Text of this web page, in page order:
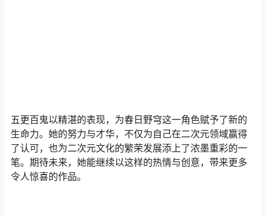
五更百鬼以精湛的表现，为春日野穹这一角色赋予了新的
生命力。她的努力与才华，不仅为自己在二次元领域赢得
了认可，也为二次元文化的繁荣发展添上了浓墨重彩的一
笔。期待未来，她能继续以这样的热情与创意，带来更多
令人惊喜的作品。